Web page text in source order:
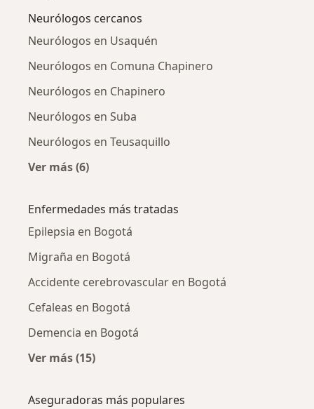
Neurólogos cercanos
Neurólogos en Usaquén
Neurólogos en Comuna Chapinero
Neurólogos en Chapinero
Neurólogos en Suba
Neurólogos en Teusaquillo
Ver más (6)
Enfermedades más tratadas
Epilepsia en Bogotá
Migraña en Bogotá
Accidente cerebrovascular en Bogotá
Cefaleas en Bogotá
Demencia en Bogotá
Ver más (15)
Aseguradoras más populares